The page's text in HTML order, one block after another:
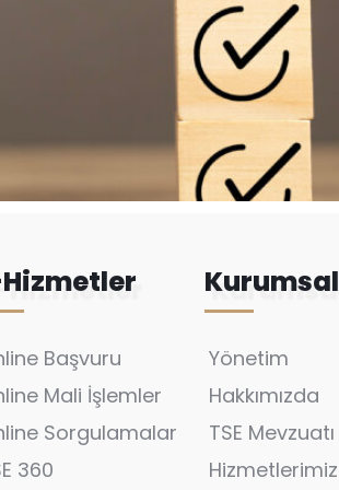
Başvuru
Mali İşlemler
Sorgulamalar
360
Kurumsal
Yönetim
Hakkımızda
TSE Mevzuatı
Hizmetlerimiz